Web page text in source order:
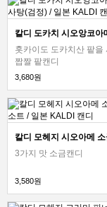
홋카이도 도카치산 팥을
짭짤 팥캔디
3,680원
3가지 맛 소금캔디
3,580원